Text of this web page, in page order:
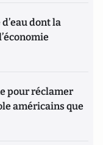
dont la
pour réclamer
américains que